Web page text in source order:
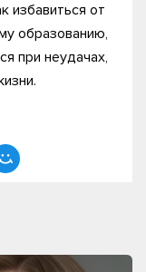
избавиться от
образованию,
при неудачах,